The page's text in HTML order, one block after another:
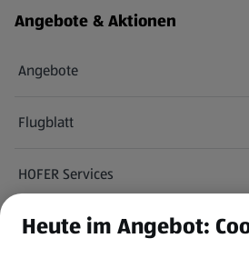
Angebote & Aktionen
Angebote
Flugblatt
HOFER Services
Newsletter
Heute im Angebot: